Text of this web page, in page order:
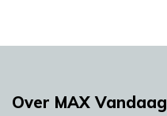
Over MAX Vandaag